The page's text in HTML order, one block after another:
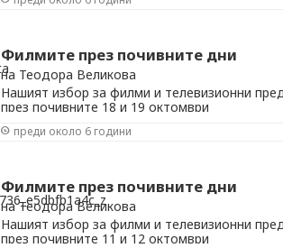
Филмите през почивните дни
на Теодора Великова
Нашият избор за филми и телевизионни
през почивните 18 и 19 октомври
преди около 6 години
Филмите през почивните дни
на Теодора Великова
Нашият избор за филми и телевизионни
през почивните 11 и 12 октомври